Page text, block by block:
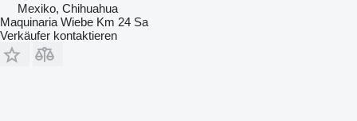
Mexiko, Chihuahua
Maquinaria Wiebe Km 24 Sa
Verkäufer kontaktieren